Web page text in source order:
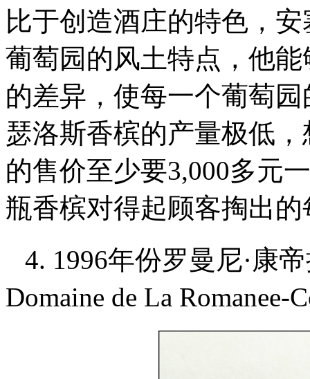
比于创造酒庄的特色，
葡萄园的风土特点，他
的差异，使每一个葡萄
瑟洛斯香槟的产量极低
的售价至少要3,000多元
瓶香槟对得起顾客掏出
4. 1996年份罗曼尼·康
Domaine de La Romanee-